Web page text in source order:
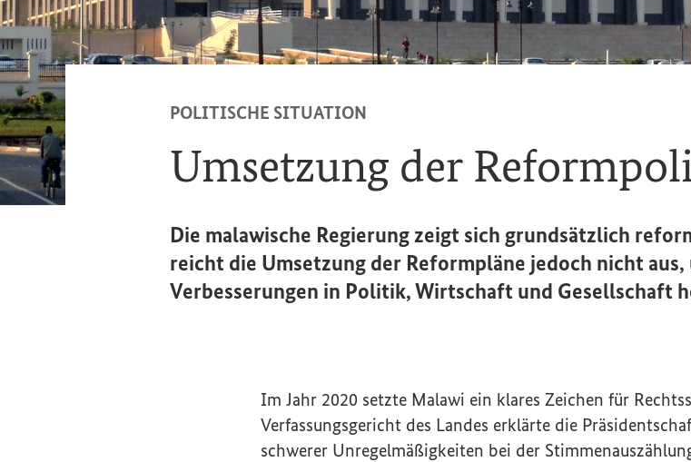
POLITISCHE SITUATION
Umsetzung der
Die malawische Regierung zeigt sich grundsätzlich
reicht die Umsetzung der Reformpläne jedoch nicht
Verbesserungen in Politik, Wirtschaft und Gesellschaft
Im Jahr 2020 setzte Malawi ein klares Zeichen für
Verfassungsgericht des Landes erklärte die
schwerer Unregelmäßigkeiten bei der